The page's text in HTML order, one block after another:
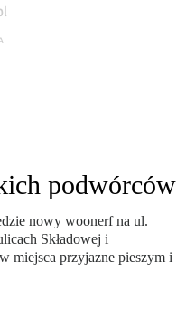
podwórców
nowy woonerf na ul.
Składowej i
miejsca przyjazne pieszym i